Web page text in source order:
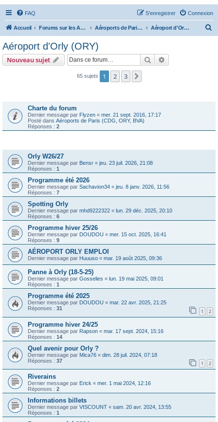
FAQ Connexion
S’enregistrer
Accueil Forums sur les Aéroports Aéroports de Paris (CDG, ORY, BVA) Aéroport d'Orly (ORY)
r
Aéroport d'Orly (ORY)
Nouveau sujet Rechercher
65 sujets 1 2 3
Charte du forum
Dernier message par Flyzen « mer. 21 sept. 2016, 17:17
Posté dans Aéroports de Paris (CDG, ORY, BVA)
Réponses : 2
Orly W26/27
Dernier message par Bensr « jeu. 23 juil. 2026, 21:08
Réponses : 1
Programme été 2026
Dernier message par Sachavion34 « jeu. 8 janv. 2026, 11:56
Réponses : 7
Spotting Orly
Dernier message par mhd9222322 « lun. 29 déc. 2025, 20:10
Réponses : 6
Programme hiver 25/26
Dernier message par DOUDOU « mer. 15 oct. 2025, 16:41
Réponses : 9
AÉROPORT ORLY EMPLOI
Dernier message par Huuuso « mar. 19 août 2025, 09:36
Panne à Orly (18-5-25)
Dernier message par Gosselies « lun. 19 mai 2025, 09:01
Réponses : 1
Programme été 2025
Dernier message par DOUDOU « mar. 22 avr. 2025, 21:25
Réponses : 31 1 2
Programme hiver 24/25
Dernier message par Rapson « mar. 17 sept. 2024, 15:16
Réponses : 14
Quel avenir pour Orly ?
Dernier message par Mica76 « dim. 28 juil. 2024, 07:18
Réponses : 37 1 2
Riverains
Dernier message par Erick « mer. 1 mai 2024, 12:16
Réponses : 2
Informations billets
Dernier message par VISCOUNT « sam. 20 avr. 2024, 13:55
Réponses : 1